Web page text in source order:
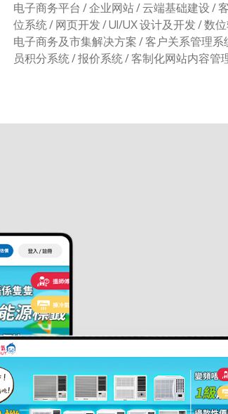
电子商务平台 / 企业网站 / 云端基础建设 /
位系统 / 网页开发 / UI/UX 设计及开发 / 数
电子商务及市集解决方案 / 客户关系管理系
员积分系统 / 报价系统 / 客制化网站内容管